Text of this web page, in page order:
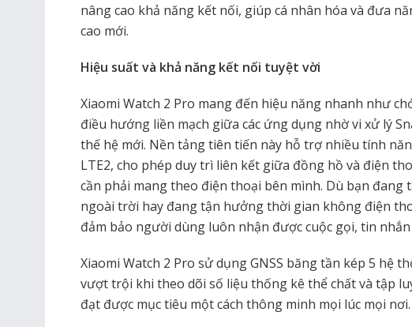
nâng cao khả năng kết nối, giúp cá nhân hóa và đưa
cao mới.
Hiệu suất và khả năng kết nối tuyệt vời
Xiaomi Watch 2 Pro mang đến hiệu năng nhanh như
điều hướng liền mạch giữa các ứng dụng nhờ vi xử lý
thế hệ mới. Nền tảng tiên tiến này hỗ trợ nhiều tính
LTE2, cho phép duy trì liên kết giữa đồng hồ và điện
cần phải mang theo điện thoại bên mình. Dù bạn đang
ngoài trời hay đang tận hưởng thời gian không điện
đảm bảo người dùng luôn nhận được cuộc gọi, tin
Xiaomi Watch 2 Pro sử dụng GNSS băng tần kép 5 hệ
vượt trội khi theo dõi số liệu thống kê thể chất và tập
đạt được mục tiêu một cách thông minh mọi lúc mọi nơi.